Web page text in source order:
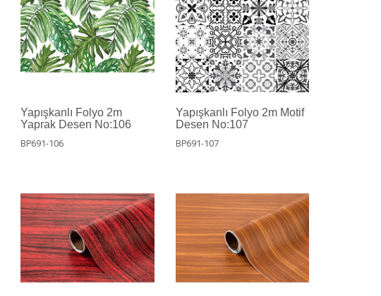
Yapışkanlı Folyo 2m
Yaprak Desen No:106
BP691-106
Yapışkanlı Folyo 2m Motif
Desen No:107
BP691-107